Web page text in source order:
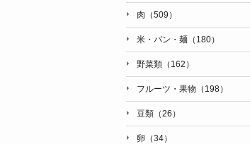
肉（509）
米・パン・麺（180）
野菜類（162）
フルーツ・果物（198）
豆類（26）
卵（34）